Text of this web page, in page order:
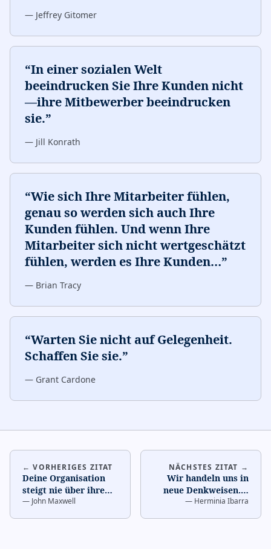
— Jeffrey Gitomer
“In einer sozialen Welt
beeindrucken Sie Ihre Kunden nicht
—ihre Mitbewerber beeindrucken
sie.”
— Jill Konrath
“Wie sich Ihre Mitarbeiter fühlen,
genau so werden sich auch Ihre
Kunden fühlen. Und wenn Ihre
Mitarbeiter sich nicht wertgeschätzt
fühlen, werden es Ihre Kunden…”
— Brian Tracy
“Warten Sie nicht auf Gelegenheit.
Schaffen Sie sie.”
— Grant Cardone
← VORHERIGES ZITAT
Deine Organisation
steigt nie über ihre
Führung auf.
— John Maxwell
NÄCHSTES ZITAT →
Wir handeln uns in
neue Denkweisen.…
— Herminia Ibarra